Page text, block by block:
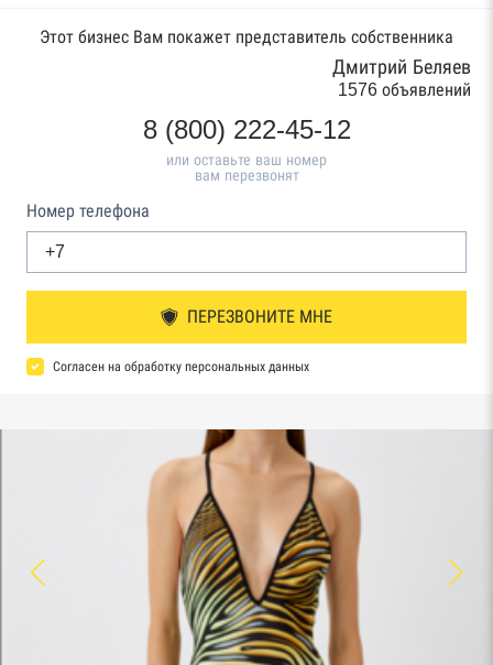
Этот бизнес Вам покажет представитель собственника
Дмитрий Беляев
1576 объявлений
8 (800) 222-45-12
или оставьте ваш номер
вам перезвонят
Номер телефона
ПЕРЕЗВОНИТЕ МНЕ
Согласен на обработку персональных данных